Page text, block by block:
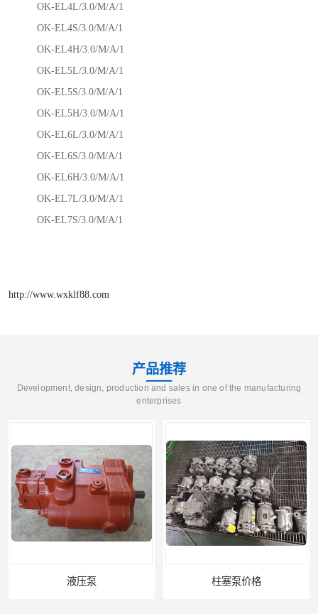
OK-EL4L/3.0/M/A/1
OK-EL4S/3.0/M/A/1
OK-EL4H/3.0/M/A/1
OK-EL5L/3.0/M/A/1
OK-EL5S/3.0/M/A/1
OK-EL5H/3.0/M/A/1
OK-EL6L/3.0/M/A/1
OK-EL6S/3.0/M/A/1
OK-EL6H/3.0/M/A/1
OK-EL7L/3.0/M/A/1
OK-EL7S/3.0/M/A/1
http://www.wxklf88.com
产品推荐
Development, design, production and sales in one of the manufacturing
enterprises
柱塞泵价格 液压泵报价